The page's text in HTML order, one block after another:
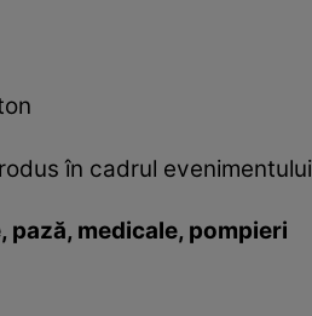
în cadrul evenimentului
medicale, pompieri